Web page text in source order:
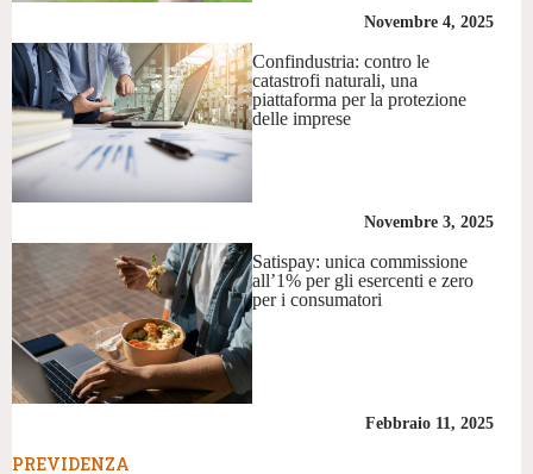
Novembre 4, 2025
Confindustria: contro le
catastrofi naturali, una
piattaforma per la protezione
delle imprese
Novembre 3, 2025
Satispay: unica commissione
all’1% per gli esercenti e zero
per i consumatori
Febbraio 11, 2025
PREVIDENZA